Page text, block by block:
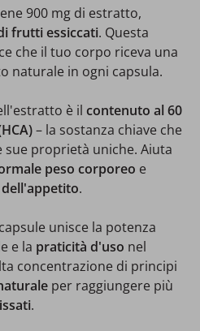
900 mg di estratto,
frutti essiccati. Questa
che il tuo corpo riceva una
naturale in ogni capsula.
è il contenuto al 60
– la sostanza chiave che
sue proprietà uniche. Aiuta
peso corporeo e
.
unisce la potenza
e la praticità d'uso nel
concentrazione di principi
per raggiungere più
.